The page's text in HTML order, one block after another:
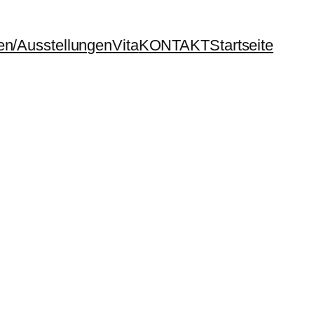
AusstellungenVitaKONTAKTStartseite